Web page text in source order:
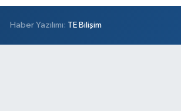
Haber Yazılımı: TE Bilişim